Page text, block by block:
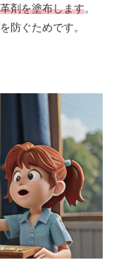
剤を塗布します。
防ぐためです。